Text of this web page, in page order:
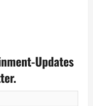
Updates